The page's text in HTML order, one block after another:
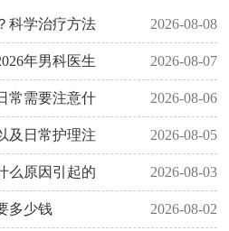
科学治疗方法 2026-08-08
年男科医生 2026-08-07
常需要注意什 2026-08-06
及日常护理注 2026-08-05
么原因引起的 2026-08-03
多少钱 2026-08-02